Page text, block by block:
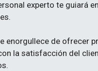
experto te guiará
enorgullece de ofrecer
la satisfacción del